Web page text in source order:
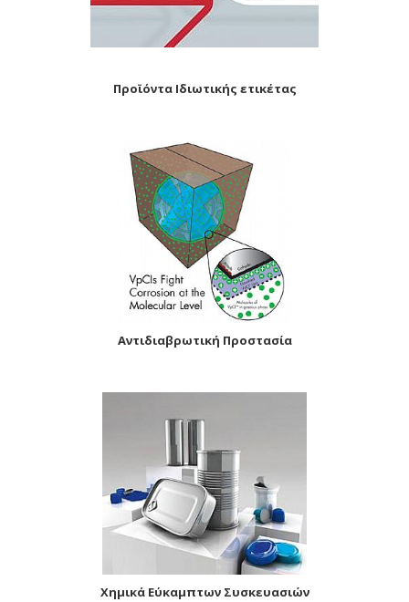
Προϊόντα Ιδιωτικής ετικέτας
Αντιδιαβρωτική Προστασία
Χημικά Εύκαμπτων Συσκευασιών